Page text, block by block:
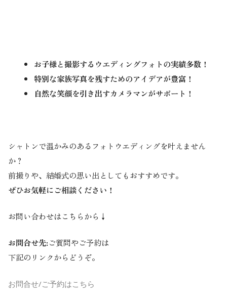
お子様と撮影するウエディングフォトの実績多数！
特別な家族写真を残すためのアイデアが豊富！
自然な笑顔を引き出すカメラマンがサポート！
シャトンで温かみのあるフォトウエディングを叶えません
か？
前撮りや、結婚式の思い出としてもおすすめです。
ぜひお気軽にご相談ください！
お問い合わせはこちらから↓
お問合せ先:ご質問やご予約は
下記のリンクからどうぞ。
お問合せ/ご予約はこちら